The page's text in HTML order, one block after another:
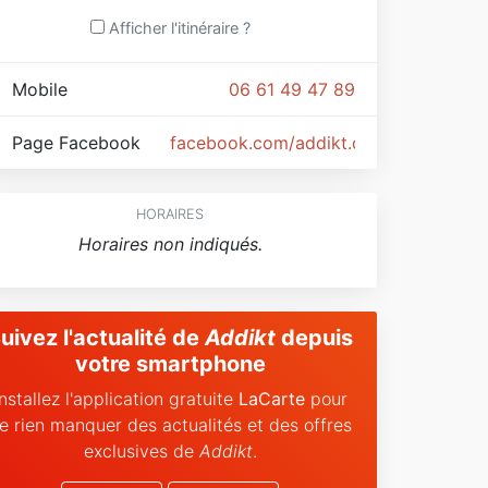
Afficher l'itinéraire ?
06 61 49 47 89
Mobile
facebook.com/addikt.online
Page Facebook
HORAIRES
Horaires non indiqués.
l'actualité de Addikt depuis
votre smartphone
l'application gratuite LaCartepour
rien manquer des actualités et des offres
exclusives de Addikt.